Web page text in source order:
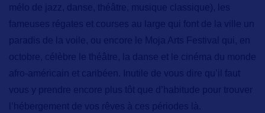
mélo de jazz, danse, théâtre, musique classique), les
fameuses régates et courses au large qui font de la ville un
paradis de la voile, ou encore le Moja Arts Festival
qui, en
octobre, célèbre le théâtre, la danse et le cinéma du monde
afro-américain et caribéen. Inutile de vous dire qu’il faut
vous y prendre encore plus tôt que d’habitude pour trouver
l’hébergement de vos rêves à ces périodes là.